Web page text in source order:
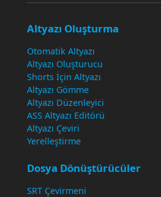
Altyazı Oluşturma
Otomatik Altyazı
Altyazı Oluşturucu
Shorts İçin Altyazı
Altyazı Gömme
Altyazı Düzenleyici
ASS Altyazı Editörü
Altyazı Çeviri
Yerelleştirme
Dosya Dönüştürücüler
SRT Çevirmeni